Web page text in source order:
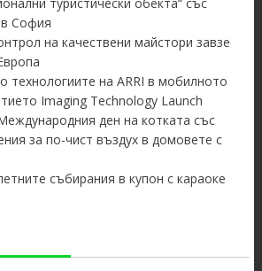
София
на качествени майстори завзе
технологиите на ARRI в мобилното
Imaging Technology Launch
ден на котката със
за по-чист въздух в домовете с
събирания в купон с караоке